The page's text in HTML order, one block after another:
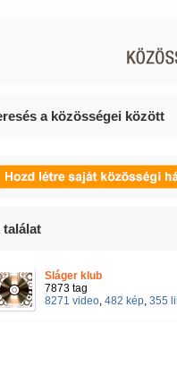
a közösségei között
találat
Sláger klub
7873 tag
8271 video, 482 kép, 355